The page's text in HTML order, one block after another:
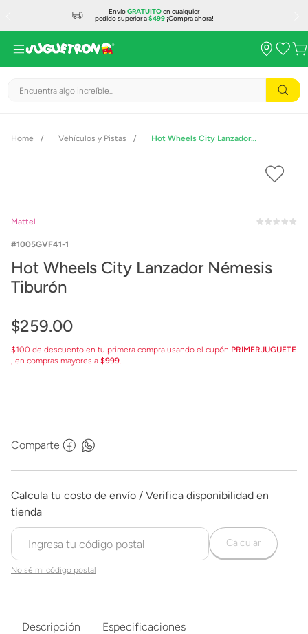
EnvíoGRATUITOen cualquier
pedido superior a$499¡Compra ahora!
Encuentra algo increíble...
Vehículos y Pistas Hot Wheels City Lanzador Némesis Tiburón
Mattel
1005GVF41-1
Hot Wheels City Lanzador Némesis
Tiburón
$259.00
$100 de descuento en tu primera compra usando el cupón PRIMERJUGUETE
, en compras mayores a $999.
Comparte
No sé mi código postal
Calcular
Descripción Especificaciones